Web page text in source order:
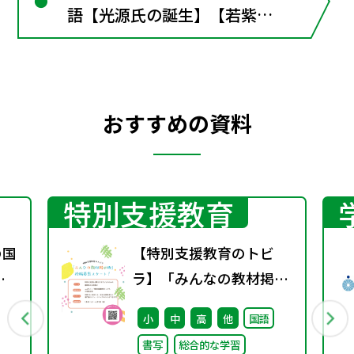
語【光源氏の誕生】【若紫】
■古文の窓７ その後の若紫
おすすめの資料
特別支援教育
【特別支援教育のトビ
ラ】「みんなの教材掲示
板」の投稿募集を開始し
ました！
小 中 高 他
国語
書写
総合的な学習